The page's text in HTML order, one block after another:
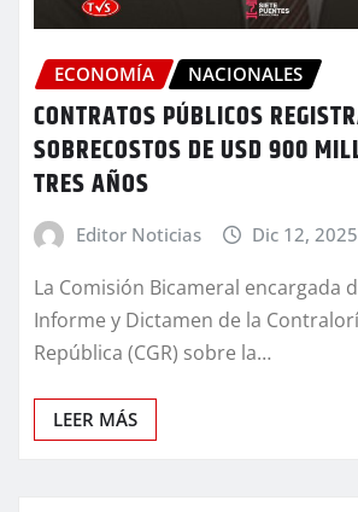
ECONOMÍA NACIONALES
CONTRATOS PÚBLICOS
SOBRECOSTOS DE USD 900
TRES AÑOS
Editor Noticias Dic 12, 2025
La Comisión Bicameral encargada
Informe y Dictamen de la
República (CGR) sobre la…
LEER MÁS